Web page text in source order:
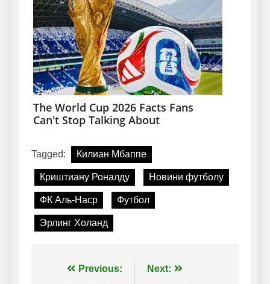
Tagged: Килиан Мбаппе
Криштиану Роналду Новини футболу
ФК Аль-Наср Футбол
Эрлинг Холанд
Навігація
Previous: Next: